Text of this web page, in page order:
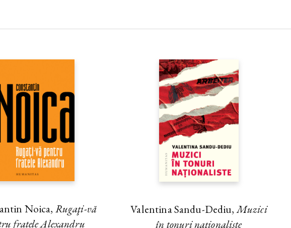
creştinismul este respins din pricina dominării
Dumnezeu se poate vorbi prezentând cât mai
are mai bun în ea. Pentru a descoperi adevărata
autori. Şi ce dovadă poate fi mai grăitoare
că Dumnezeu este unul şi acelaşi, dacă nu
datorită lui, s-a legat între noi, autorii?“ (Pr. dr.
autorul cărţiiMic îndreptar de credinţă
Noica, Rugaţi-vă
fratele Alexandru
Valentina Sandu-Dediu,Muzici
în tonuri naţionaliste